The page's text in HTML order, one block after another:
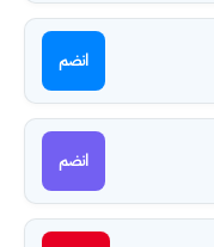
انضم
انضم